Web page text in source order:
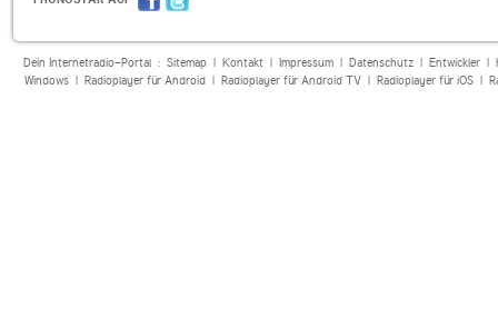
Dein Internetradio-Portal : Sitemap| Kontakt| Impressum| Datenschutz| Entwickler|
Windows| Radioplayer für Android| Radioplayer für Android TV| Radioplayer für iOS|